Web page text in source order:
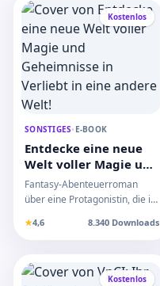
Kostenlos
SONSTIGES• E-BOOK
Entdecke eine neue
Welt voller Magie und
Geheimnisse in
Verliebt in eine
Fantasy-Abenteuerroman
über eine Protagonistin, die in
Geheimnisse und He…
★4,6 8.340 Downloads
Kostenlos